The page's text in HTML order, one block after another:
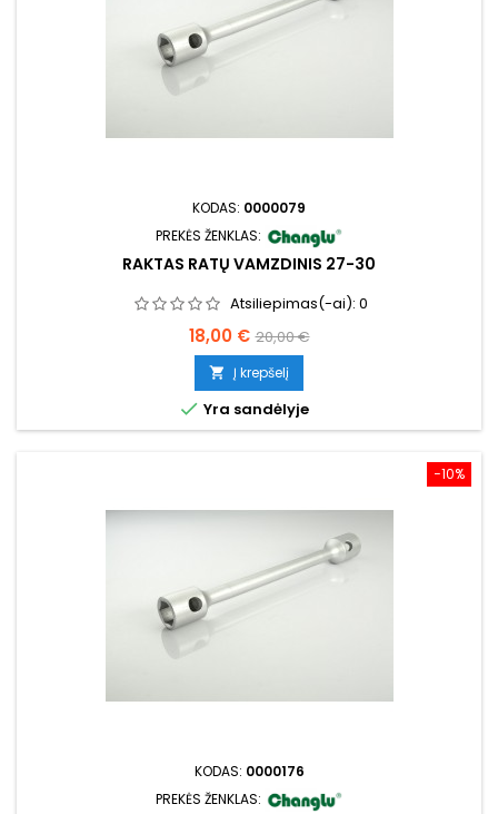
KODAS: 0000079
PREKĖS ŽENKLAS:
RAKTAS RATŲ VAMZDINIS 27-30
Atsiliepimas(-ai): 0
Kaina
18,00 € Bazinė
kaina
20,00 €
 Į krepšelį
 Yra sandėlyje
−10%
KODAS: 0000176
PREKĖS ŽENKLAS: